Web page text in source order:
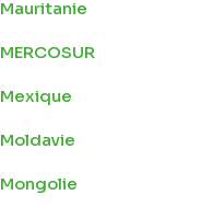
Mauritanie
MERCOSUR
Mexique
Moldavie
Mongolie